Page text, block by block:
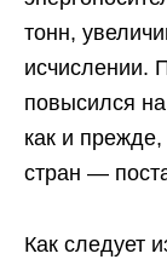
тонн,
исчислении.
повысился
как и
стран —
Как следует